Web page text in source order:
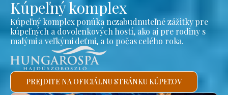
Kúpeľný komplex
Kúpeľný komplex ponúka nezabudnuteľné zážitky pre
kúpeľných a dovolenkových hostí, ako aj pre rodiny s
malými a veľkými deťmi, a to počas celého roka.
PREJDITE NA OFICIÁLNU STRÁNKU KÚPEĽOV